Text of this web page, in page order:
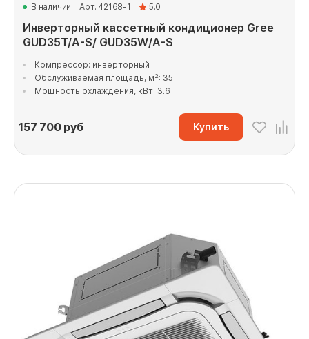
В наличии Арт. 42168-1 5.0
Инверторный кассетный кондиционер Gree
GUD35T/A-S/ GUD35W/A-S
Компрессор: инверторный
Обслуживаемая площадь, м²: 35
Мощность охлаждения, кВт: 3.6
157 700руб Купить